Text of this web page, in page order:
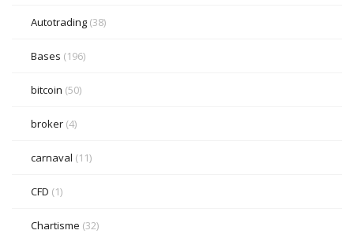
Autotrading (38)
Bases (196)
bitcoin (50)
broker (4)
carnaval (11)
CFD (1)
Chartisme (32)